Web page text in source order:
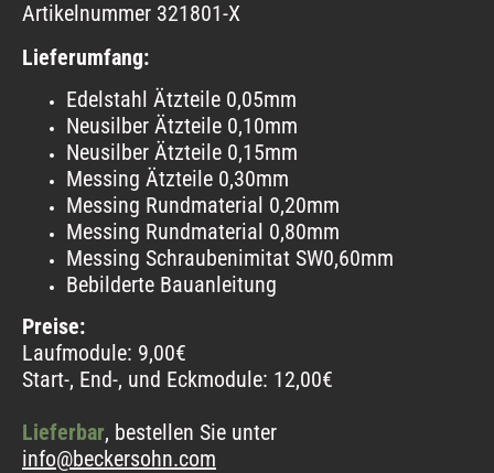
Artikelnummer 321801-X
Lieferumfang:
Edelstahl Ätzteile 0,05mm
Neusilber Ätzteile 0,10mm
Neusilber Ätzteile 0,15mm
Messing Ätzteile 0,30mm
Messing Rundmaterial 0,20mm
Messing Rundmaterial 0,80mm
Messing Schraubenimitat SW0,60mm
Bebilderte Bauanleitung
Preise:
Laufmodule: 9,00€
Start-, End-, und Eckmodule: 12,00€
Lieferbar, bestellen Sie unter
info@beckersohn.com